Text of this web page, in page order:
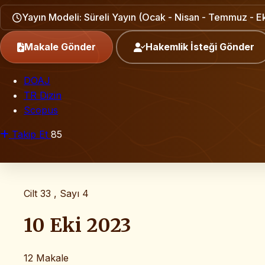
Yayın Modeli: Süreli Yayın (Ocak - Nisan - Temmuz -
Makale Gönder Hakemlik İsteği Gönder
DOAJ
TR Dizin
Scopus
Takip Et 85
Cilt 33 , Sayı 4
10 Eki 2023
12 Makale